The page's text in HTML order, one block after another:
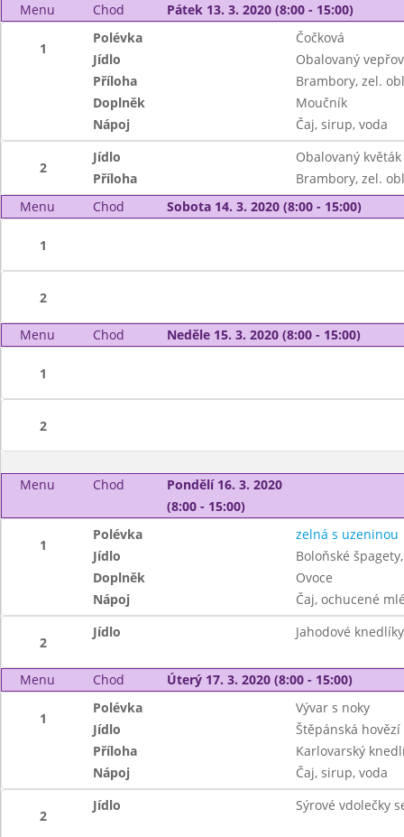
Menu
Chod Pátek 13. 3. 2020 (8:00 - 15:00)
1
Polévka
Čočková
Jídlo
Obalovaný
Příloha
Brambory, zel.
Doplněk
Moučník
Nápoj
Čaj, sirup, voda
2
Jídlo
Obalovaný květák
Příloha
Brambory, zel.
Menu
Chod Sobota 14. 3. 2020 (8:00 - 15:00)
1
2
Menu Chod Neděle 15. 3. 2020 (8:00 - 15:00)
1
2
Menu Chod
Pondělí 16. 3. 2020
(8:00 - 15:00)
1
Polévka
zelná s uzeninou
Jídlo
Boloňské
Doplněk
Ovoce
Nápoj
Čaj, ochucené
2
Jídlo Jahodové
Menu Chod Úterý 17. 3. 2020 (8:00 - 15:00)
1
Polévka
Vývar s noky
Jídlo
Štěpánská
Příloha
Karlovarský
Nápoj
Čaj, sirup, voda
2
Jídlo Sýrové vdolečky